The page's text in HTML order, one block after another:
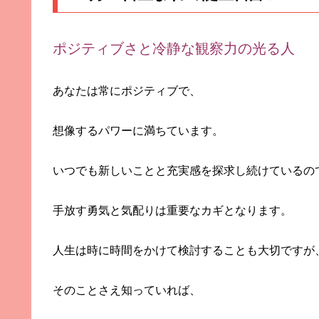
ポジティブさと冷静な観察力の光る人
あなたは常にポジティブで、
想像するパワーに満ちています。
いつでも新しいことと充実感を探求し続けているの
手放す勇気と気配りは重要なカギとなります。
人生は時に時間をかけて検討することも大切ですが
そのことさえ知っていれば、